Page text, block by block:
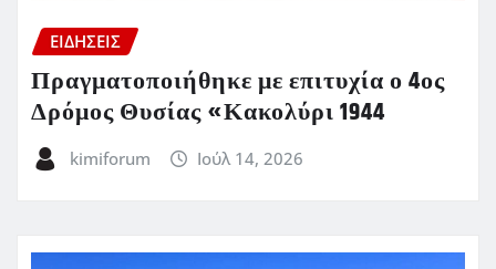
ΕΙΔΗΣΕΙΣ
Πραγματοποιήθηκε με επιτυχία ο 4ος
Δρόμος Θυσίας «Κακολύρι 1944
kimiforum Ιούλ 14, 2026